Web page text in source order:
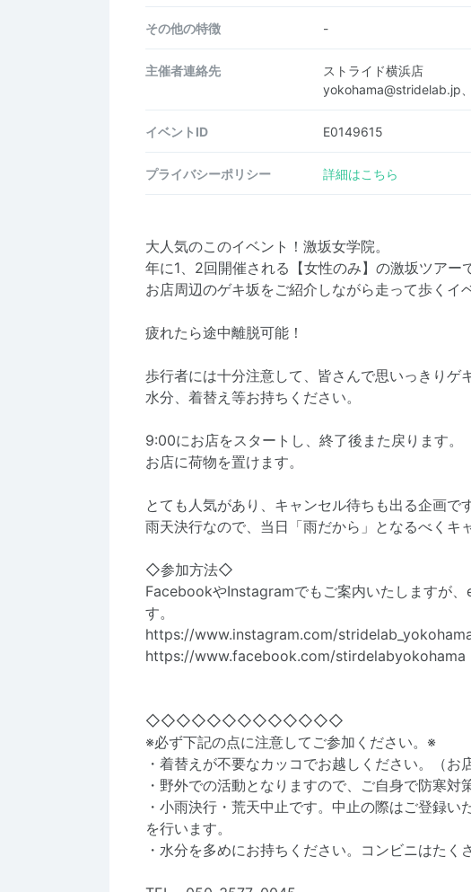
その他の特徴 -
主催者連絡先
ストライド横浜店
yokohama@stridelab.jp
イベントID E0149615
プライバシーポリシー 詳細はこちら
大人気のこのイベント！激坂女学院。
年に1、2回開催される【女性のみ】の激坂ツアー
お店周辺のゲキ坂をご紹介しながら走って歩くイ
疲れたら途中離脱可能！
歩行者には十分注意して、皆さんで思いっきりゲ
水分、着替え等お持ちください。
9:00にお店をスタートし、終了後また戻ります。
お店に荷物を置けます。
とても人気があり、キャンセル待ちも出る企画です
雨天決行なので、当日「雨だから」となるべくキ
◇参加方法◇
FacebookやInstagramでもご案内いたしますが
す。
https://www.instagram.com/
https://www.facebook.com/stirdelabyokohama
◇◇◇◇◇◇◇◇◇◇◇◇◇
※必ず下記の点に注意してご参加ください。※
・着替えが不要なカッコでお越しください。（お
・野外での活動となりますので、ご自身で防寒対
・小雨決行・荒天中止です。中止の際はご登録い
を行います。
・水分を多めにお持ちください。コンビニはたく